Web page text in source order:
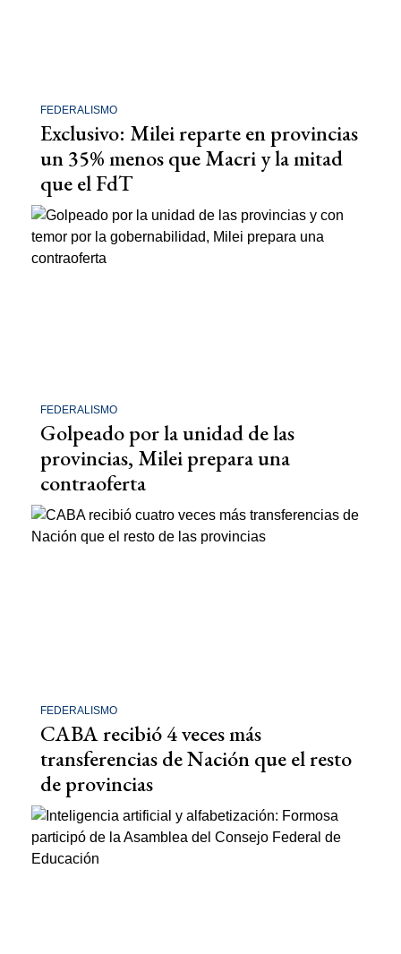
FEDERALISMO
Exclusivo: Milei reparte en provincias
un 35% menos que Macri y la mitad
que el FdT
FEDERALISMO
Golpeado por la unidad de las
provincias, Milei prepara una
contraoferta
FEDERALISMO
CABA recibió 4 veces más
transferencias de Nación que el resto
de provincias